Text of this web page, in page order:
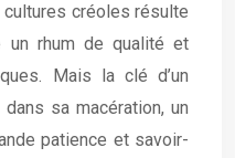
créoles résulte
un rhum de qualité et
Mais la clé d’un
sa macération, un
patience et savoir-